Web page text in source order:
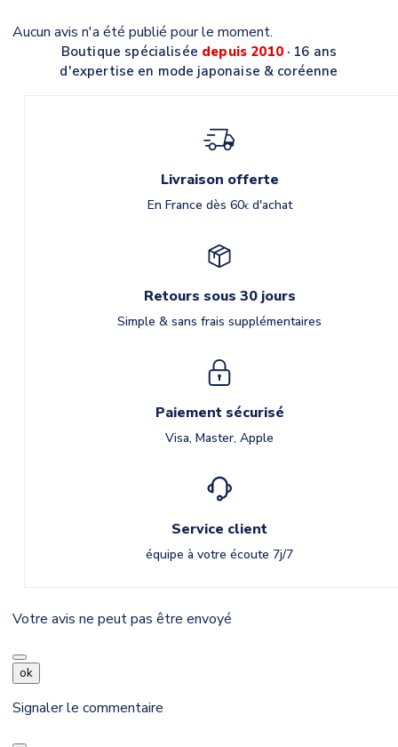
Aucun avis n'a été publié pour le moment.
Boutique spécialisée depuis 2010· 16 ans
d'expertise en mode japonaise & coréenne
Livraison offerte
En France dès 60€d'achat
Retours sous 30 jours
Simple & sans frais supplémentaires
Paiement sécurisé
Visa, Master, Apple
Service client
équipe à votre écoute 7j/7
Votre avis ne peut pas être envoyé
ok
Signaler le commentaire